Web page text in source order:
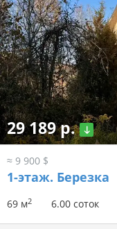
29 189 р.
≈ 9 900 $
1-этаж. Березка
69 м2 6.00 соток